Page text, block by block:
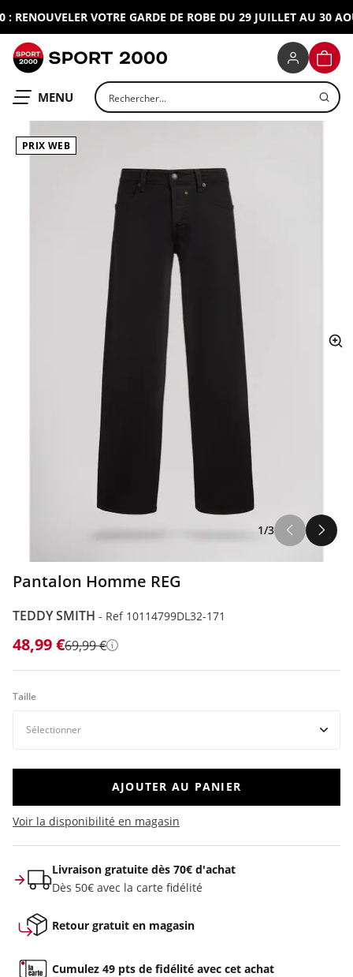
RENOUVELER VOTRE GARDE DE ROBE DU 29 JUILLET AU 30
OUVRIR LE
MENU Rechercher un produit
PRIX WEB
1/3
Pantalon Homme REG
TEDDY SMITH - Ref 10114799DL32-171
48,99 €69,99 € Détails
Taille
AJOUTER AU PANIER
Voir la disponibilité en magasin
Livraison gratuite dès 70€ d'achat
Dès 50€ avec la carte fidélité
Retour gratuit en magasin
Cumulez 49 pts de fidélité avec cet achat